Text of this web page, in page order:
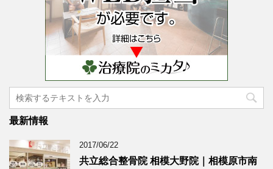
最新情報
2017/06/22
共立総合整骨院 相模大野院｜相模原市南